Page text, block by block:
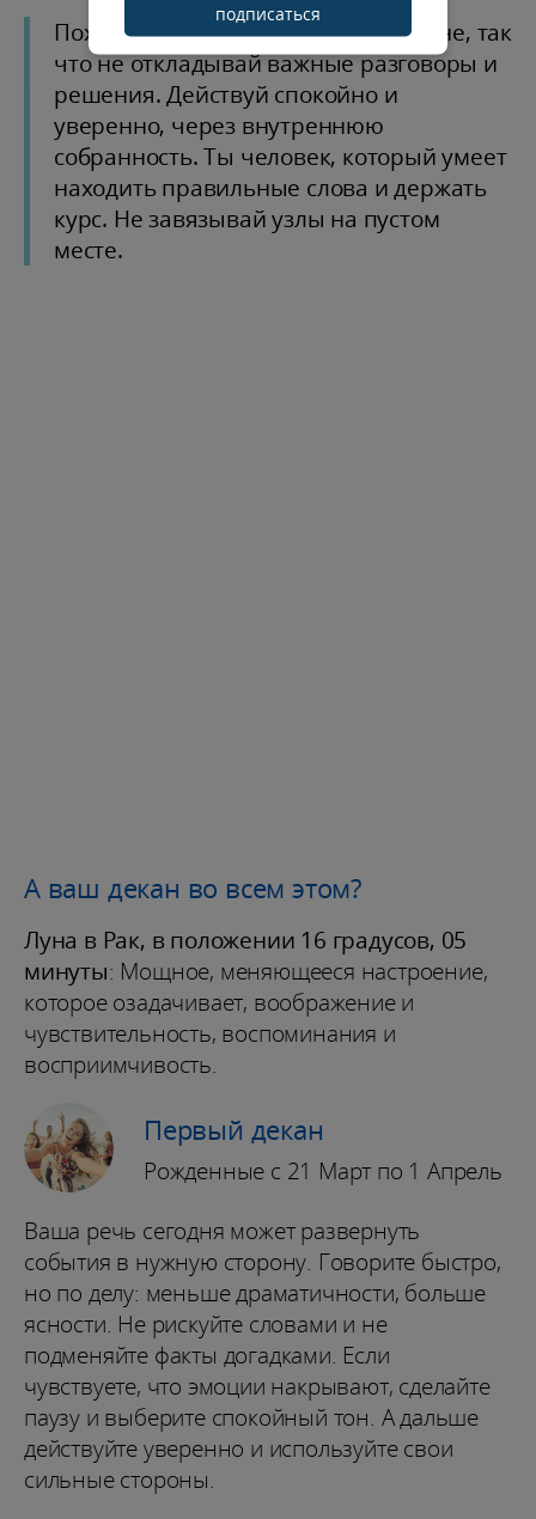
Похоже, что звезды на твоей стороне, так
что не откладывай важные разговоры и
решения. Действуй спокойно и
уверенно, через внутреннюю
собранность. Ты человек, который умеет
находить правильные слова и держать
курс. Не завязывай узлы на пустом
месте.
А ваш декан во всем этом?
Луна в Рак, в положении 16 градусов, 05
минуты: Мощное, меняющееся настроение,
которое озадачивает, воображение и
чувствительность, воспоминания и
восприимчивость.
Первый декан
Рожденные с 21 Март по 1 Апрель
Ваша речь сегодня может развернуть
события в нужную сторону. Говорите быстро,
но по делу: меньше драматичности, больше
ясности. Не рискуйте словами и не
подменяйте факты догадками. Если
чувствуете, что эмоции накрывают, сделайте
паузу и выберите спокойный тон. А дальше
действуйте уверенно и используйте свои
сильные стороны.
подписаться